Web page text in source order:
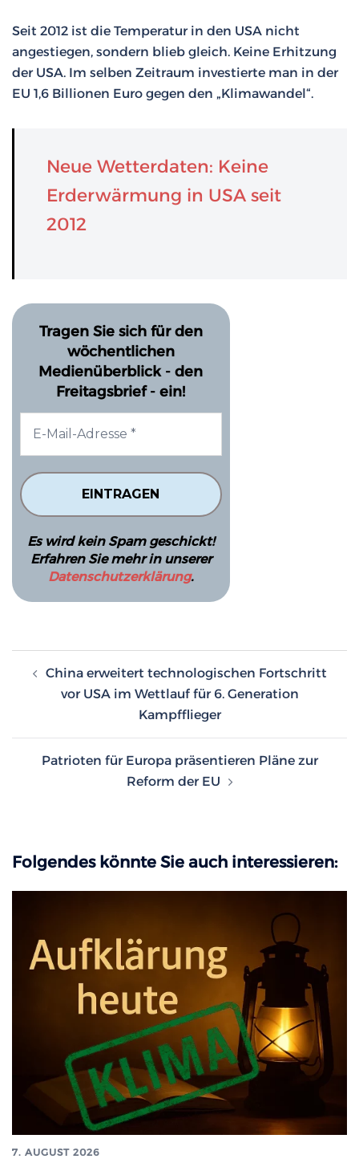
Seit 2012 ist die Temperatur in den USA nicht
angestiegen, sondern blieb gleich. Keine Erhitzung
der USA. Im selben Zeitraum investierte man in der
EU 1,6 Billionen Euro gegen den „Klimawandel“.
Neue Wetterdaten: Keine
Erderwärmung in USA seit
2012
Tragen Sie sich für den
wöchentlichen
Medienüberblick - den
Freitagsbrief - ein!
Es wird kein Spam geschickt!
Erfahren Sie mehr in unserer
Datenschutzerklärung.
China erweitert technologischen Fortschritt
vor USA im Wettlauf für 6. Generation
Kampfflieger
Patrioten für Europa präsentieren Pläne zur
Reform der EU
Folgendes könnte Sie auch interessieren:
7. AUGUST 2026